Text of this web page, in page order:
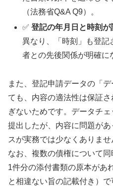
（法務省Q&A Q9）。
✅登記の年月日と時刻が
異なり、「時刻」も登記
者との先後関係が明確に
また、登記申請データの「
ても、内容の適法性は保証
ぎないためです。データチ
提出したが、内容に問題が
スが実務では少なくありませ
なお、複数の債権について
1件分の添付書類の原本があ
と相違ない旨の記載付き）